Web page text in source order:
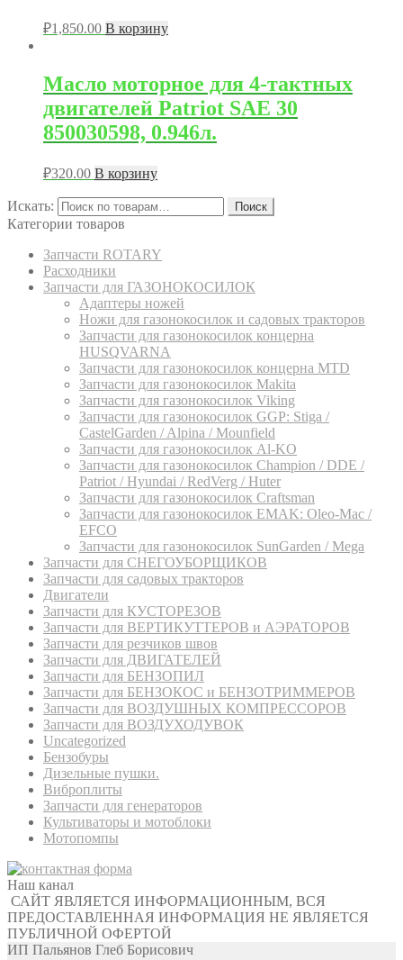
₽1,850.00 В корзину
Масло моторное для 4-тактных
двигателей Patriot SAE 30
850030598, 0.946л.
₽320.00 В корзину
Искать: Поиск
Категории товаров
Запчасти ROTARY
Расходники
Запчасти для ГАЗОНОКОСИЛОК
Адаптеры ножей
Ножи для газонокосилок и садовых тракторов
Запчасти для газонокосилок концерна
HUSQVARNA
Запчасти для газонокосилок концерна MTD
Запчасти для газонокосилок Makita
Запчасти для газонокосилок Viking
Запчасти для газонокосилок GGP: Stiga /
CastelGarden / Alpina / Mounfield
Запчасти для газонокосилок Al-KO
Запчасти для газонокосилок Champion / DDE /
Patriot / Hyundai / RedVerg / Huter
Запчасти для газонокосилок Craftsman
Запчасти для газонокосилок EMAK: Oleo-Mac /
EFCO
Запчасти для газонокосилок SunGarden / Mega
Запчасти для СНЕГОУБОРЩИКОВ
Запчасти для садовых тракторов
Двигатели
Запчасти для КУСТОРЕЗОВ
Запчасти для ВЕРТИКУТТЕРОВ и АЭРАТОРОВ
Запчасти для резчиков швов
Запчасти для ДВИГАТЕЛЕЙ
Запчасти для БЕНЗОПИЛ
Запчасти для БЕНЗОКОС и БЕНЗОТРИММЕРОВ
Запчасти для ВОЗДУШНЫХ КОМПРЕССОРОВ
Запчасти для ВОЗДУХОДУВОК
Uncategorized
Бензобуры
Дизельные пушки.
Виброплиты
Запчасти для генераторов
Культиваторы и мотоблоки
Мотопомпы
Наш канал
САЙТ ЯВЛЯЕТСЯ ИНФОРМАЦИОННЫМ, ВСЯ
ПРЕДОСТАВЛЕННАЯ ИНФОРМАЦИЯ НЕ ЯВЛЯЕТСЯ
ПУБЛИЧНОЙ ОФЕРТОЙ
ИП Пальянов Глеб Борисович